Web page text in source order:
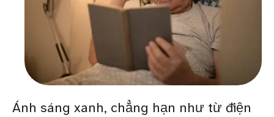
Ánh sáng xanh, chẳng hạn như từ điện